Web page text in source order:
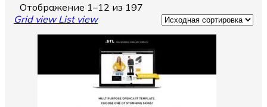
Отображение 1–12 из 197
Grid view List view